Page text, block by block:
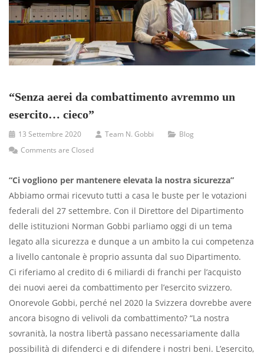
“Senza aerei da combattimento avremmo un
esercito… cieco”
13 Settembre 2020 Team N. Gobbi
Blog
Comments are Closed
“Ci vogliono per mantenere elevata la nostra sicurezza”
Abbiamo ormai ricevuto tutti a casa le buste per le votazioni
federali del 27 settembre. Con il Direttore del Dipartimento
delle istituzioni Norman Gobbi parliamo oggi di un tema
legato alla sicurezza e dunque a un ambito la cui competenza
a livello cantonale è proprio assunta dal suo Dipartimento.
Ci riferiamo al credito di 6 miliardi di franchi per l’acquisto
dei nuovi aerei da combattimento per l’esercito svizzero.
Onorevole Gobbi, perché nel 2020 la Svizzera dovrebbe avere
ancora bisogno di velivoli da combattimento? “La nostra
sovranità, la nostra libertà passano necessariamente dalla
possibilità di difenderci e di difendere i nostri beni. L’esercito,